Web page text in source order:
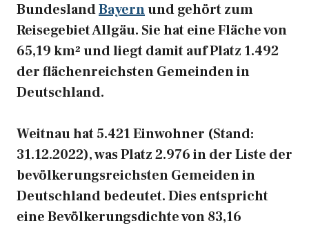
BundeslandBayernund gehört zum
Reisegebiet Allgäu. Sie hat eine Fläche von
65,19 km² und liegt damit auf Platz 1.492
der flächenreichsten Gemeinden in
Deutschland.
Weitnau hat 5.421 Einwohner (Stand:
31.12.2022), was Platz 2.976 in der Liste der
bevölkerungsreichsten Gemeiden in
Deutschland bedeutet. Dies entspricht
eine Bevölkerungsdichte von 83,16